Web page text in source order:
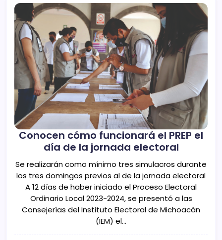
Conocen cómo funcionará el PREP el
día de la jornada electoral
Se realizarán como mínimo tres simulacros durante
los tres domingos previos al de la jornada electoral
A 12 días de haber iniciado el Proceso Electoral
Ordinario Local 2023-2024, se presentó a las
Consejerías del Instituto Electoral de Michoacán
(IEM) el…